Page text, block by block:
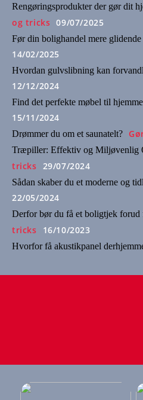
Rengøringsprodukter der gør dit
og tricks
09/07/2025
Før din bolighandel mere glidende
14/02/2025
Hvordan gulvslibning kan
12/12/2024
Find det perfekte møbel til
15/11/2024
Drømmer du om et saunatelt?
Træpiller: Effektiv og Miljøvenlig
tricks
29/07/2024
Sådan skaber du et moderne og
22/05/2024
Derfor bør du få et boligtjek forud
tricks
16/10/2023
Hvorfor få akustikpanel